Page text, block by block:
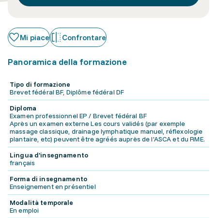
Mi piace Confrontare
Panoramica della formazione
Tipo di formazione
Brevet fédéral BF, Diplôme fédéral DF
Diploma
Examen professionnel EP / Brevet fédéral BF
Après un examen externe Les cours validés (par exemple
massage classique, drainage lymphatique manuel, réflexologie
plantaire, etc) peuvent être agréés auprès de l'ASCA et du RME.
Lingua d'insegnamento
français
Forma di insegnamento
Enseignement en présentiel
Modalità temporale
En emploi